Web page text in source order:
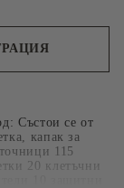
Състои се от
капак за
115
20 клетъчни
10 защитни